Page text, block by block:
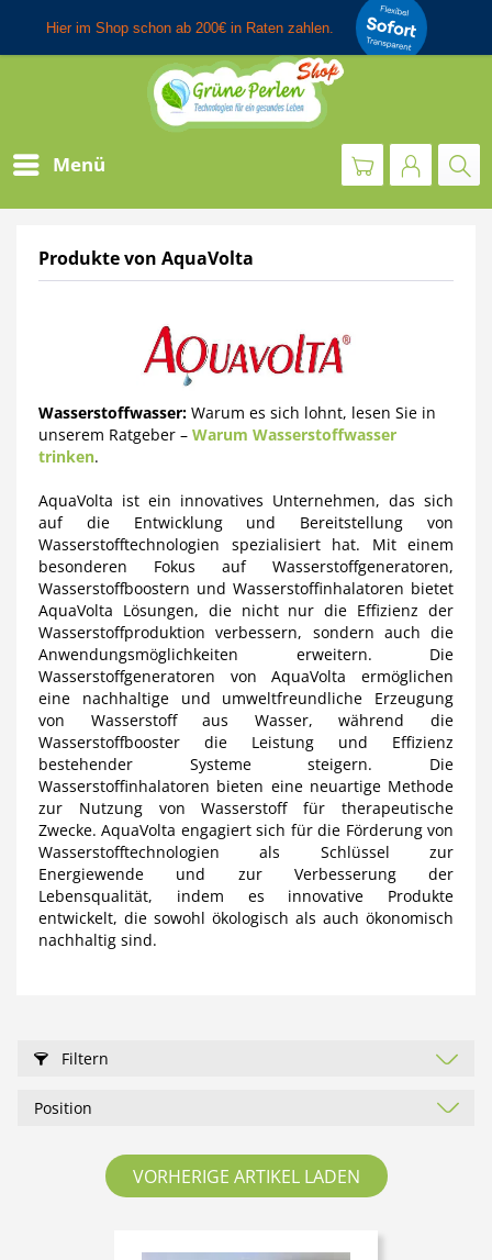
Menü
Produkte von AquaVolta
Wasserstoffwasser: Warum es sich lohnt, lesen Sie in
unserem Ratgeber – Warum Wasserstoffwasser
trinken.
AquaVolta ist ein innovatives Unternehmen, das sich
auf die Entwicklung und Bereitstellung von
Wasserstofftechnologien spezialisiert hat. Mit einem
besonderen Fokus auf Wasserstoffgeneratoren,
Wasserstoffboostern und Wasserstoffinhalatoren bietet
AquaVolta Lösungen, die nicht nur die Effizienz der
Wasserstoffproduktion verbessern, sondern auch die
Anwendungsmöglichkeiten erweitern. Die
Wasserstoffgeneratoren von AquaVolta ermöglichen
eine nachhaltige und umweltfreundliche Erzeugung
von Wasserstoff aus Wasser, während die
Wasserstoffbooster die Leistung und Effizienz
bestehender Systeme steigern. Die
Wasserstoffinhalatoren bieten eine neuartige Methode
zur Nutzung von Wasserstoff für therapeutische
Zwecke. AquaVolta engagiert sich für die Förderung von
Wasserstofftechnologien als Schlüssel zur
Energiewende und zur Verbesserung der
Lebensqualität, indem es innovative Produkte
entwickelt, die sowohl ökologisch als auch ökonomisch
nachhaltig sind.
Filtern
VORHERIGE ARTIKEL LADEN